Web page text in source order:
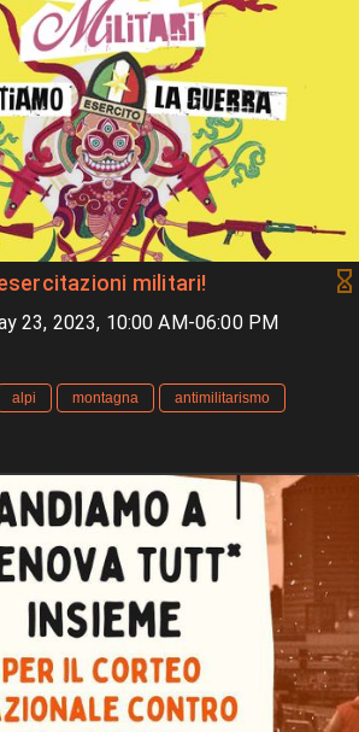
militari!
23, 2023, 10:00 AM-06:00 PM
alpi montagna antimilitarismo